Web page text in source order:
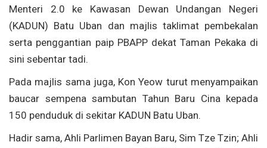
Menteri 2.0 ke Kawasan Dewan Undangan Negeri
(KADUN) Batu Uban dan majlis taklimat pembekalan
serta penggantian paip PBAPP dekat Taman Pekaka di
sini sebentar tadi.
Pada majlis sama juga, Kon Yeow turut menyampaikan
baucar sempena sambutan Tahun Baru Cina kepada
150 penduduk di sekitar KADUN Batu Uban.
Hadir sama, Ahli Parlimen Bayan Baru, Sim Tze Tzin; Ahli